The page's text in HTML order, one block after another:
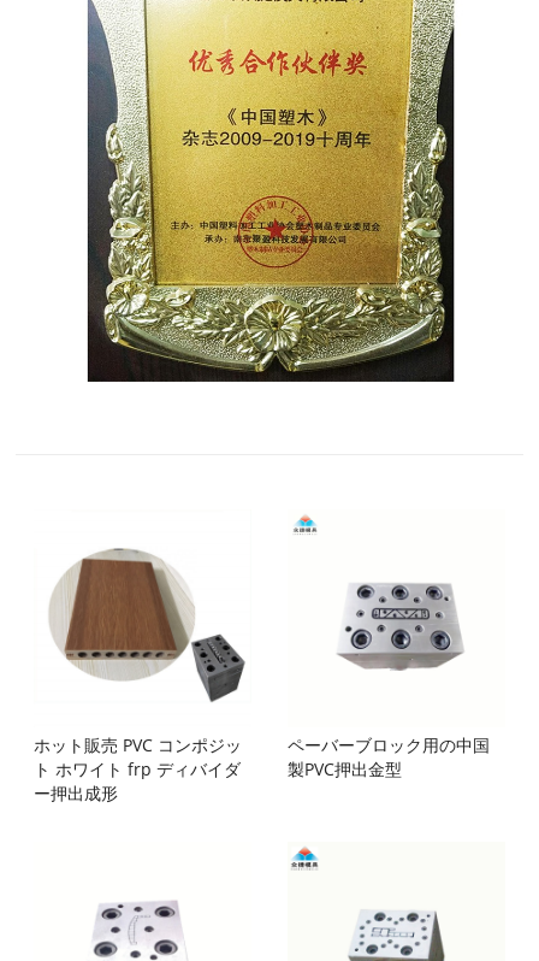
ホット販売 PVC コンポジッ
ト ホワイト frp ディバイダ
ー押出成形
ペーバーブロック用の中国
製PVC押出金型